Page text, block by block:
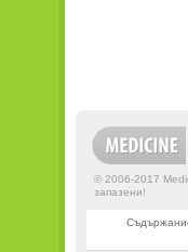
© 2006-2017
запазени!